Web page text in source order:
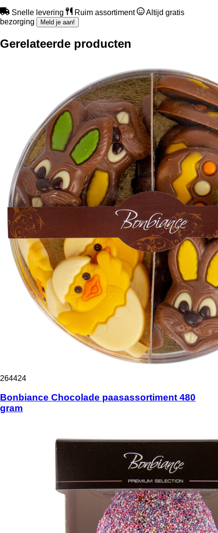
Snelle levering Ruim assortiment
Altijd gratis
bezorging
Meld je aan!
Gerelateerde producten
264424
Bonbiance Chocolade paasassortiment 480
gram